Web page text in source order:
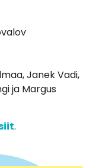
Janek Vadi,
ja Margus
.